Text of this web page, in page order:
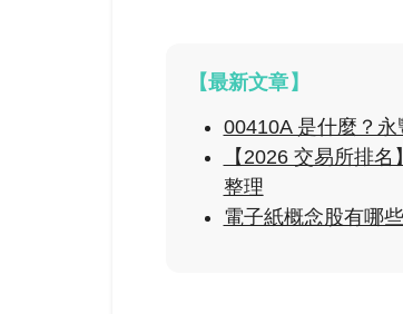
【最新文章】
00410A 是什麼？
【2026 交易所排
整理
電子紙概念股有哪